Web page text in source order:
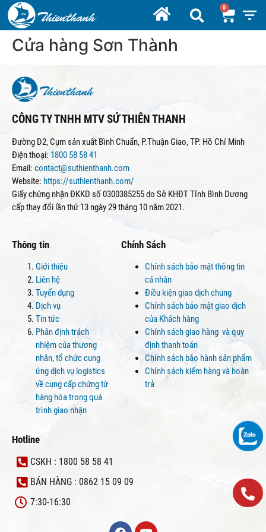
Cửa hàng Sơn Thành
CÔNG TY TNHH MTV SỨ THIÊN THANH
Đường D2, Cụm sản xuất Bình Chuẩn, P.Thuận Giao, TP. Hồ Chí Minh
Điện thoại: 1800 58 58 41
Email: contact@suthienthanh.com
Website: https://suthienthanh.com/
Giấy chứng nhận ĐKKD số 0300385255 do Sở KHĐT Tỉnh Bình Dương
cấp thay đổi lần thứ 13 ngày 29 tháng 10 năm 2021.
Thông tin
Giới thiệu
Liên hệ
Tuyển dụng
Dịch vụ
Tin tức
Phân định trách
nhiệm của thương
nhân, tổ chức cung
ứng dịch vụ logistics
về cung cấp chứng từ
hàng hóa trong quá
trình giao nhận
Chính Sách
Chính sách bảo mật thông tin
cá nhân
Điều kiện giao dịch chung
Chính sách bảo mật giao dịch
của Khách hàng
Chính sách giao hàng và quy
định thanh toán
Chính sách bảo hành sản phẩm
Chính sách kiểm hàng và hoàn
trả
Hotline
CSKH : 1800 58 58 41
BÁN HÀNG : 0862 15 09 09
7:30-16:30